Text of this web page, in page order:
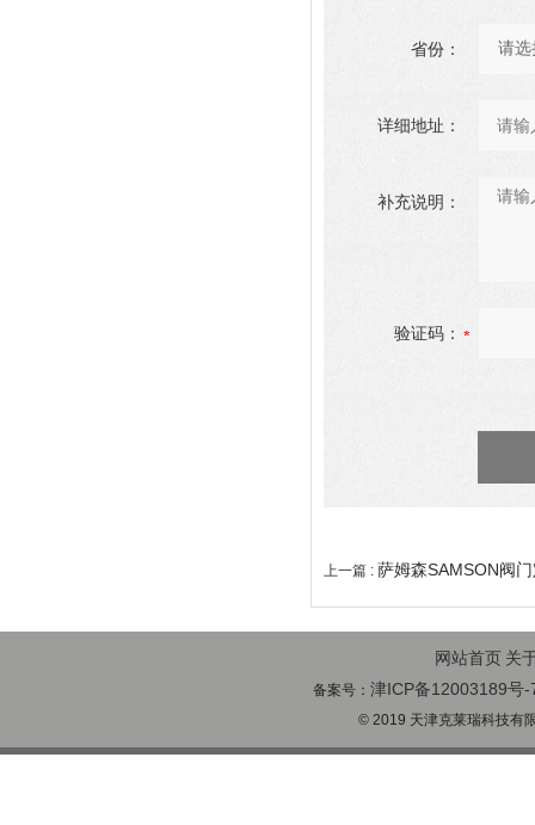
省份：
详细地址：
补充说明：
验证码：
上一篇 : 萨姆森SAMSON阀
网站首页 关
备案号：津ICP备12003189号-
© 2019 天津克莱瑞科技有